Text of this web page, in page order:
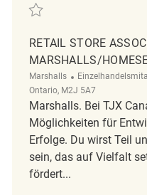
Retten Retail Store
RETAIL STORE
MARSHALLS/
Marshalls Kategorie
Ontario, M2J 5A7
Marshalls. Bei TJX
Möglichkeiten für
Erfolge. Du wirst Teil
sein, das auf Vielfalt
fördert...